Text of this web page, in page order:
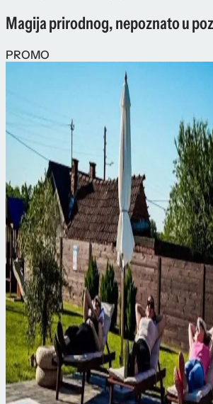
Magija prirodnog, nepoznato u
PROMO